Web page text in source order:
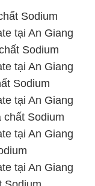
Sodium
tại An Giang
Sodium
tại An Giang
tại An Giang
tại An Giang
Sodium
tại An Giang
hóa chất